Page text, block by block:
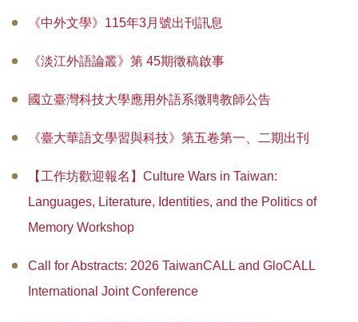
《中外文學》115年3月號出刊訊息
《淡江外語論叢》第 45期徵稿啟事
國立臺灣科技大學應用外語系徵聘教師公告
《臺大華語文學習與科技》第五卷第一、二期出刊
【工作坊歡迎報名】Culture Wars in Taiwan:
Languages, Literature, Identities, and the Politics of
Memory Workshop
Call for Abstracts: 2026 TaiwanCALL and GloCALL
International Joint Conference